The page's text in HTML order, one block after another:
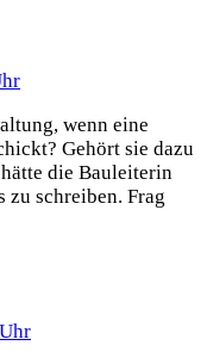
wenn eine
Gehört sie dazu
die Bauleiterin
zu schreiben. Frag